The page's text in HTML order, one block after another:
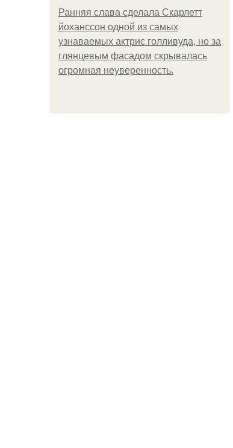
Ранняя слава сделала Скарлетт
йоханссон одной из самых
узнаваемых актрис голливуда, но за
глянцевым фасадом скрывалась
огромная неуверенность.